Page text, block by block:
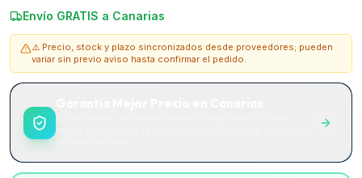
Envío GRATIS a Canarias
⚠️ Precio, stock y plazo sincronizados desde proveedores; pueden
variar sin previo aviso hasta confirmar el pedido.